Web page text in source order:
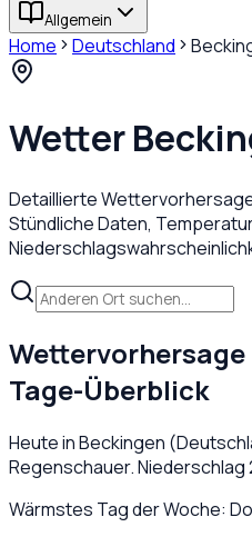
Allgemein
Home Deutschland
Wetter
Detaillierte
Stündliche Daten,
Wettervorhersage
Tage-Überblick
Heute inBeckingen (
Regenschauer. Niederschlag
Wärmstes Tag der Woche: